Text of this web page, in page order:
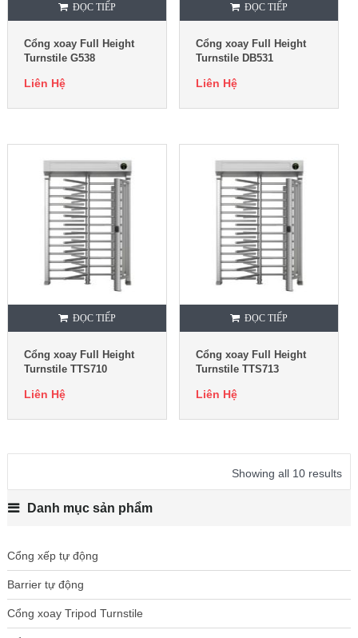
ĐỌC TIẾP
Cổng xoay Full Height
Turnstile G538
Liên Hệ
ĐỌC TIẾP
Cổng xoay Full Height
Turnstile DB531
Liên Hệ
ĐỌC TIẾP
Cổng xoay Full Height
Turnstile TTS710
Liên Hệ
ĐỌC TIẾP
Cổng xoay Full Height
Turnstile TTS713
Liên Hệ
Showing all 10 results
Danh mục sản phẩm
Cổng xếp tự động
Barrier tự động
Cổng xoay Tripod Turnstile